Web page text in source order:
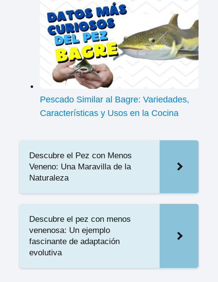
Pescado Similar al Bagre: Variedades,
Características y Usos en la Cocina
Descubre el Pez con Menos
Veneno: Una Maravilla de la
Naturaleza
Descubre el pez con menos
venenosa: Un ejemplo
fascinante de adaptación
evolutiva